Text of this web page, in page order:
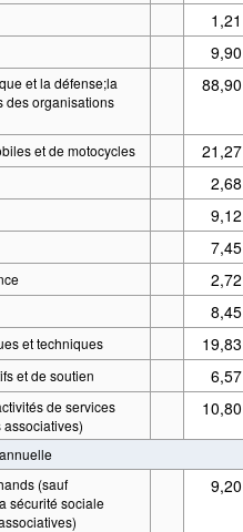
1,21
9,90
et la défense;la
des organisations
88,90
et de motocycles 21,27
2,68
9,12
7,45
2,72
8,45
et techniques 19,83
et de soutien 6,57
de services
10,80
(sauf
sécurité sociale
9,20